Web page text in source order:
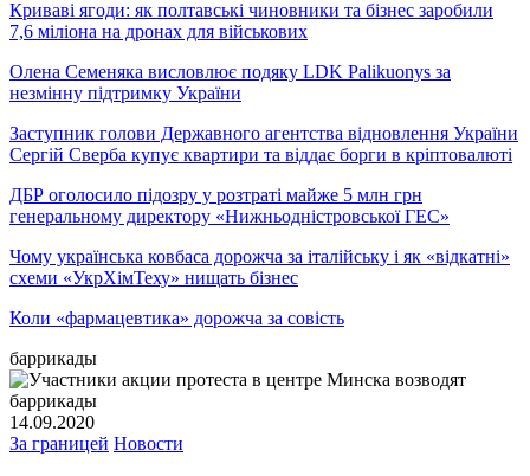
Криваві ягоди: як полтавські чиновники та бізнес заробили
7,6 міліона на дронах для військових
Олена Семеняка висловлює подяку LDK Palikuonys за
незмінну підтримку України
Заступник голови Державного агентства відновлення України
Сергій Сверба купує квартири та віддає борги в кріптовалюті
ДБР оголосило підозру у розтраті майже 5 млн грн
генеральному директору «Нижньодністровської ГЕС»
Чому українська ковбаса дорожча за італійську і як «відкатні»
схеми «УкрХімТеху» нищать бізнес
Коли «фармацевтика» дорожча за совість
баррикады
14.09.2020
За границей Новости